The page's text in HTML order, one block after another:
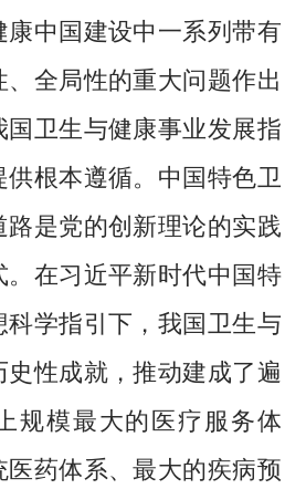
中国建设中一系列带有
全局性的重大问题作出
卫生与健康事业发展指
根本遵循。中国特色卫
是党的创新理论的实践
在习近平新时代中国特
学指引下，我国卫生与
性成就，推动建成了遍
规模最大的医疗服务体
药体系、最大的疾病预